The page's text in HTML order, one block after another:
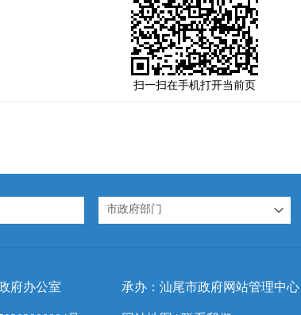
扫一扫在手机打开当前页
市政府部门
府办公室 承办：汕尾市政府网站管理中心